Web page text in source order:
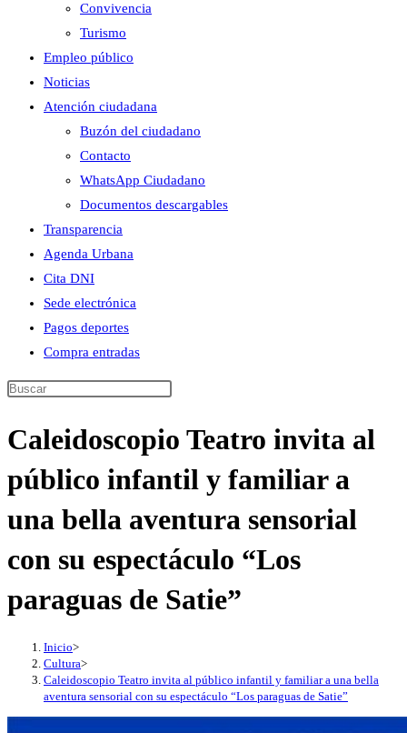
Convivencia
Turismo
Empleo público
Noticias
Atención ciudadana
Buzón del ciudadano
Contacto
WhatsApp Ciudadano
Documentos descargables
Transparencia
Agenda Urbana
Cita DNI
Sede electrónica
Pagos deportes
Compra entradas
Buscar
esta
Caleidoscopio Teatro invita al
público infantil y familiar a
una bella aventura sensorial
con su espectáculo “Los
paraguas de Satie”
Inicio>
Cultura>
Caleidoscopio Teatro invita al público infantil y familiar a una bella
aventura sensorial con su espectáculo “Los paraguas de Satie”